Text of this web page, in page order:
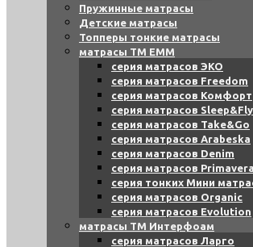
Пружинные матрасы
Детские матрасы
Топперы тонкие матрасы
матрасы ТМ ЕММ
серия матрасов ЭКО
серия матрасов Freedom
серия матрасов Комфорт
серия матрасов Sleep&Fly
серия матрасов Take&Go
серия матрасов Arabeska
серия матрасов Denim
серия матрасов Primavera
серия тонких Мини
серия матрасов Organic
серия матрасов Evolution
матрасы ТМ Интерфоам
серия матрасов Ларго